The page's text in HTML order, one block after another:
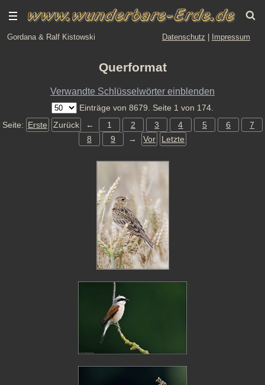
Gordana & Ralf Kistowski Datenschutz Impressum
Querformat
Verwandte Schlüsselwörter einblenden
Einträge von 8679. Seite 1 von 174.
Seite: Erste Zurück ← 1 2 3 4 5 6
7
8
9 → Vor Letzte